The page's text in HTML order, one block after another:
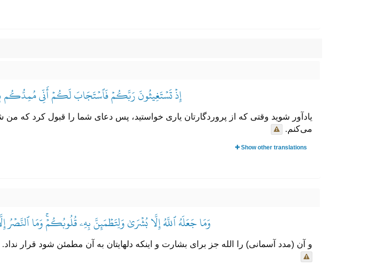
إِذۡ تَسۡتَغِيثُونَ رَبَّكُمۡ فَٱسۡتَجَابَ لَكُمۡ أَنِّي مُمِدُّكُم
یادآور شوید وقتی که از پروردگارتان یاری خواستید، پس دعای شما را قبول کرد که
می‌کنم.
Show other translations
وَمَا جَعَلَهُ ٱللَّهُ إِلَّا بُشۡرَىٰ وَلِتَطۡمَئِنَّ بِهِۦ قُلُوبُكُمۡۚ وَمَا ٱلنَّصۡرُ
و آن (مدد آسمانی) را الله جز برای بشارت و اینکه دلهایتان به آن مطمئن شود قرار